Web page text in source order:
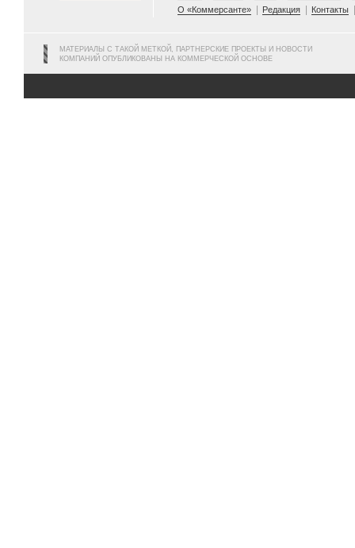
О «Коммерсанте»
Редакция Контакты
МАТЕРИАЛЫ С ТАКОЙ МЕТКОЙ, ПАРТНЕРСКИЕ ПРОЕКТЫ И НОВОСТИ
КОМПАНИЙ ОПУБЛИКОВАНЫ НА КОММЕРЧЕСКОЙ ОСНОВЕ